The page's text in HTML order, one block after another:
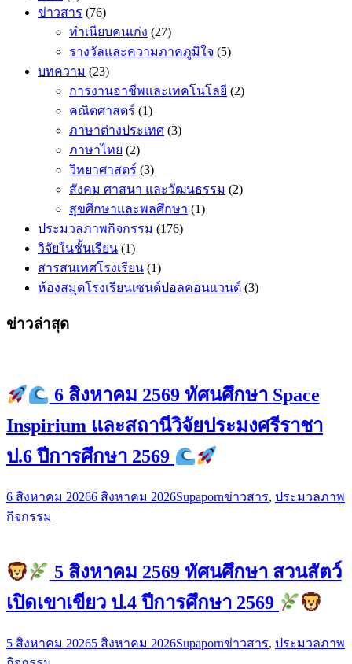
ข่าวสาร (76)
ทำเนียบคนเก่ง (27)
รางวัลและความภาคภูมิใจ (5)
บทความ (23)
การงานอาชีพและเทคโนโลยี (2)
คณิตศาสตร​์ (1)
ภาษาต่างประเทศ (3)
ภาษาไทย (2)
วิทยาศาสตร์ (3)
สังคม ศาสนา และวัฒนธรรม (2)
สุขศึกษาและพลศึกษา (1)
ประมวลภาพกิจกรรม (176)
วิจัยในชั้นเรียน (1)
สารสนเทศโรงเรียน (1)
ห้องสมุดโรงเรียนเซนต์ปอลคอนแวนต์ (3)
ข่าวล่าสุด
6 สิงหาคม 2569 ทัศนศึกษา Space
Inspirium และสถานีวิจัยประมงศรีราชา
ป.6 ปีการศึกษา 2569
6 สิงหาคม 20266 สิงหาคม 2026Supapornข่าวสาร, ประมวลภาพ
กิจกรรม
5 สิงหาคม 2569 ทัศนศึกษา สวนสัตว์
เปิดเขาเขียว ป.4 ปีการศึกษา 2569
5 สิงหาคม 20265 สิงหาคม 2026Supapornข่าวสาร, ประมวลภาพ